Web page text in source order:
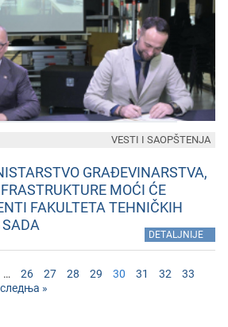
GRAĐEVINARSTVA,
MOĆI ĆE
FAKULTETA TEHNIČKIH
DETALJNIJE
VESTI I SAOPŠTENJA
… 26 27 28 29 30 31 32
33
»